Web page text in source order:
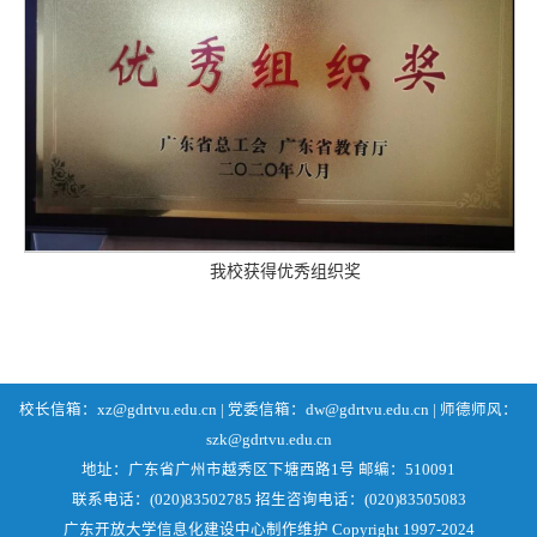
我校获得优秀组织奖
校长信箱：xz@gdrtvu.edu.cn | 党委信箱：dw@gdrtvu.edu.cn | 师德师风：
szk@gdrtvu.edu.cn
地址：广东省广州市越秀区下塘西路1号 邮编：510091
联系电话：(020)83502785 招生咨询电话：(020)83505083
广东开放大学信息化建设中心制作维护 Copyright 1997-2024